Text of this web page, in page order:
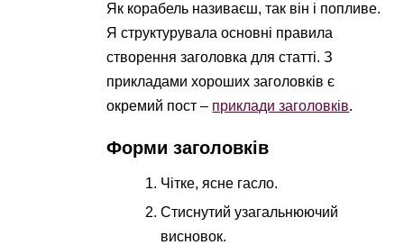
Як корабель називаєш, так він і попливе.
Я структурувала основні правила
створення заголовка для статті. З
прикладами хороших заголовків є
окремий пост – приклади заголовків.
Форми заголовків
Чітке, ясне гасло.
Стиснутий узагальнюючий
висновок.